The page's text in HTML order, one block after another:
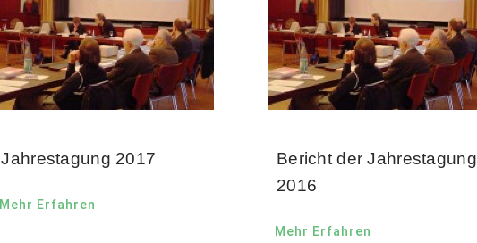
Jahrestagung 2017
Mehr Erfahren
Bericht der Jahrestagung
2016
Mehr Erfahren